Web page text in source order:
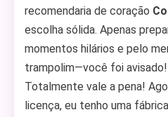
recomendaria de coração
escolha sólida. Apenas
momentos hilários e pelo
trampolim—você foi avisado!
Totalmente vale a pena!
licença, eu tenho uma